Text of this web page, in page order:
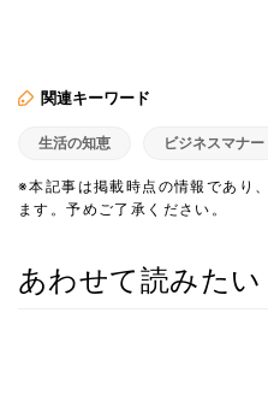
関連キーワード
生活の知恵 ビジネスマナー
※本記事は掲載時点の情報であり
ます。予めご了承ください。
あわせて読みたい